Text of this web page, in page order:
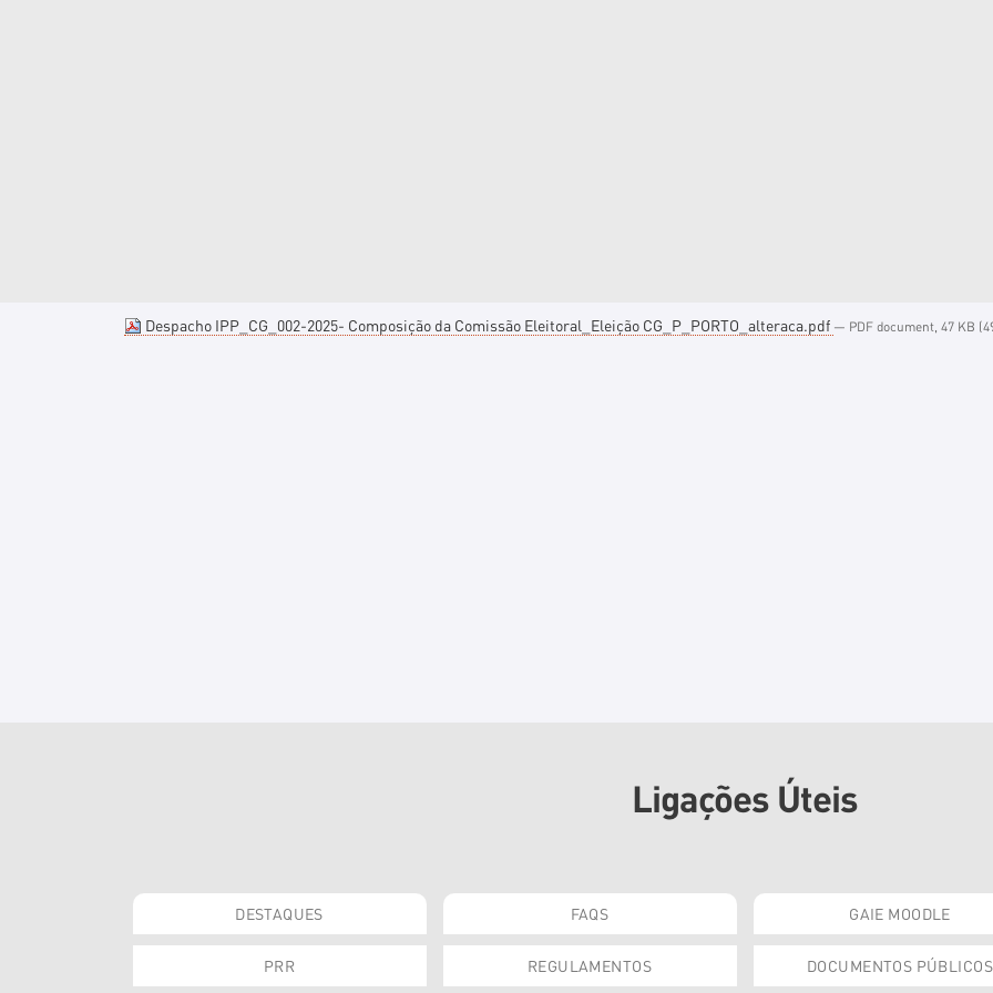
Despacho IPP_CG_002-2025- Composição da Comissão Eleitoral_Eleição CG_P_PORTO_alteraca.pdf — PDF document, 47 KB
Ligações Úteis
DESTAQUES FAQS GAIE MOODLE
PRR REGULAMENTOS DOCUMENTOS PÚBLICOS